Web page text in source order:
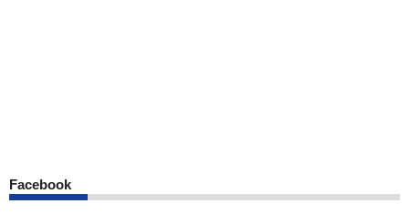
Facebook